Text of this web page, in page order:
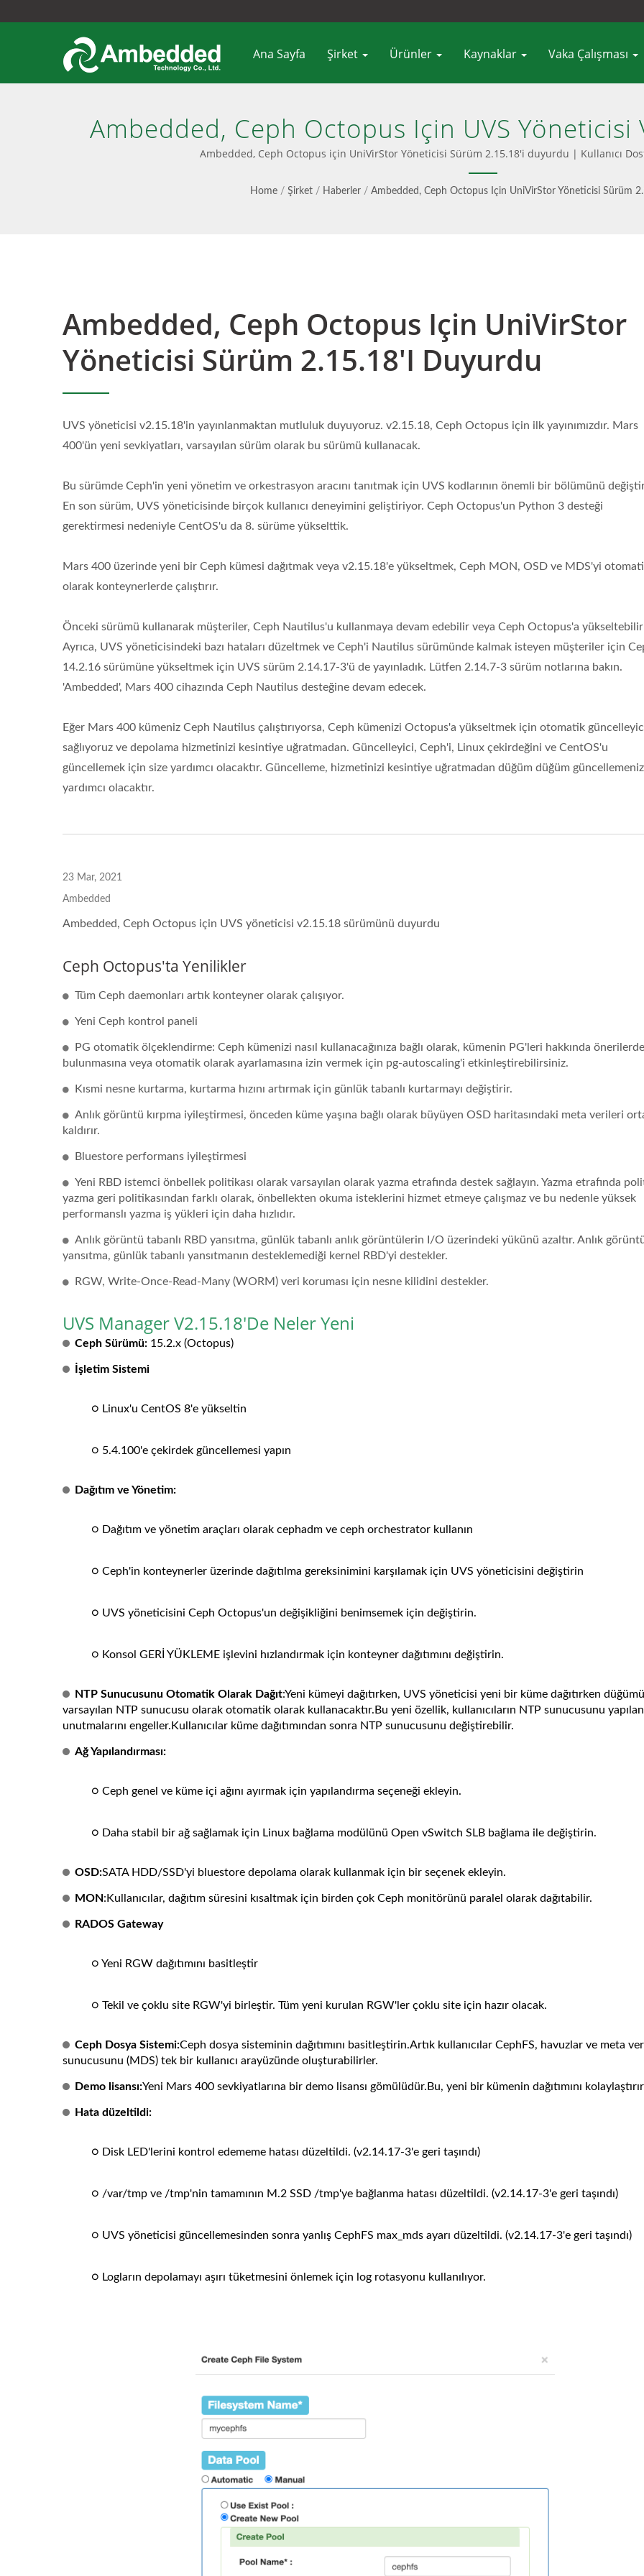
Ana Sayfa Şirket Ürünler Kaynaklar Vaka Çalışması
Ambedded, Ceph Octopus Için UVS Yöneticisi
Duyurdu | Birleşik Blok, Dosya & S3
Ambedded
Ambedded, Ceph Octopus için UniVirStor Yöneticisi Sürüm 2.15.18'i duyurdu | Kullanıcı
Home / Şirket / Haberler / Ambedded, Ceph Octopus Için UniVirStor Yöneticisi Sürüm
Ambedded, Ceph Octopus Için UniVirStor
Yöneticisi Sürüm 2.15.18'i Duyurdu
UVS yöneticisi v2.15.18'in yayınlanmaktan mutluluk duyuyoruz. v2.15.18, Ceph Octopus için ilk yayınımızdır. Mars
400'ün yeni sevkiyatları, varsayılan sürüm olarak bu sürümü kullanacak.
Bu sürümde Ceph'in yeni yönetim ve orkestrasyon aracını tanıtmak için UVS kodlarının önemli bir bölümünü
En son sürüm, UVS yöneticisinde birçok kullanıcı deneyimini geliştiriyor. Ceph Octopus'un Python 3 desteği
gerektirmesi nedeniyle CentOS'u da 8. sürüme yükselttik.
Mars 400 üzerinde yeni bir Ceph kümesi dağıtmak veya v2.15.18'e yükseltmek, Ceph MON, OSD ve MDS'yi
olarak konteynerlerde çalıştırır.
Önceki sürümü kullanarak müşteriler, Ceph Nautilus'u kullanmaya devam edebilir veya Ceph Octopus'a
Ayrıca, UVS yöneticisindeki bazı hataları düzeltmek ve Ceph'i Nautilus sürümünde kalmak isteyen müşteriler için
14.2.16 sürümüne yükseltmek için UVS sürüm 2.14.17-3'ü de yayınladık. Lütfen 2.14.7-3 sürüm notlarına bakın.
'Ambedded', Mars 400 cihazında Ceph Nautilus desteğine devam edecek.
Eğer Mars 400 kümeniz Ceph Nautilus çalıştırıyorsa, Ceph kümenizi Octopus'a yükseltmek için otomatik
sağlıyoruz ve depolama hizmetinizi kesintiye uğratmadan. Güncelleyici, Ceph'i, Linux çekirdeğini ve CentOS'u
güncellemek için size yardımcı olacaktır. Güncelleme, hizmetinizi kesintiye uğratmadan düğüm düğüm
yardımcı olacaktır.
23 Mar, 2021
Ambedded
Ambedded, Ceph Octopus için UVS yöneticisi v2.15.18 sürümünü duyurdu
Ceph Octopus'ta Yenilikler
Tüm Ceph daemonları artık konteyner olarak çalışıyor.
Yeni Ceph kontrol paneli
PG otomatik ölçeklendirme: Ceph kümenizi nasıl kullanacağınıza bağlı olarak, kümenin PG'leri hakkında önerilerde
bulunmasına veya otomatik olarak ayarlamasına izin vermek için pg-autoscaling'i etkinleştirebilirsiniz.
Kısmi nesne kurtarma, kurtarma hızını artırmak için günlük tabanlı kurtarmayı değiştirir.
Anlık görüntü kırpma iyileştirmesi, önceden küme yaşına bağlı olarak büyüyen OSD haritasındaki meta verileri
kaldırır.
Bluestore performans iyileştirmesi
Yeni RBD istemci önbellek politikası olarak varsayılan olarak yazma etrafında destek sağlayın. Yazma etrafında
yazma geri politikasından farklı olarak, önbellekten okuma isteklerini hizmet etmeye çalışmaz ve bu nedenle yüksek
performanslı yazma iş yükleri için daha hızlıdır.
Anlık görüntü tabanlı RBD yansıtma, günlük tabanlı anlık görüntülerin I/O üzerindeki yükünü azaltır. Anlık
yansıtma, günlük tabanlı yansıtmanın desteklemediği kernel RBD'yi destekler.
RGW, Write-Once-Read-Many (WORM) veri koruması için nesne kilidini destekler.
UVS Manager V2.15.18'de Neler Yeni
Ceph Sürümü: 15.2.x (Octopus)
İşletim Sistemi
○ Linux'u CentOS 8'e yükseltin
○ 5.4.100'e çekirdek güncellemesi yapın
Dağıtım ve Yönetim:
○ Dağıtım ve yönetim araçları olarak cephadm ve ceph orchestrator kullanın
○ Ceph'in konteynerler üzerinde dağıtılma gereksinimini karşılamak için UVS yöneticisini değiştirin
○ UVS yöneticisini Ceph Octopus'un değişikliğini benimsemek için değiştirin.
○ Konsol GERİ YÜKLEME işlevini hızlandırmak için konteyner dağıtımını değiştirin.
NTP Sunucusunu Otomatik Olarak Dağıt:Yeni kümeyi dağıtırken, UVS yöneticisi yeni bir küme dağıtırken düğümü
varsayılan NTP sunucusu olarak otomatik olarak kullanacaktır.Bu yeni özellik, kullanıcıların NTP sunucusunu
unutmalarını engeller.Kullanıcılar küme dağıtımından sonra NTP sunucusunu değiştirebilir.
Ağ Yapılandırması:
○ Ceph genel ve küme içi ağını ayırmak için yapılandırma seçeneği ekleyin.
○ Daha stabil bir ağ sağlamak için Linux bağlama modülünü Open vSwitch SLB bağlama ile değiştirin.
OSD:SATA HDD/SSD'yi bluestore depolama olarak kullanmak için bir seçenek ekleyin.
MON:Kullanıcılar, dağıtım süresini kısaltmak için birden çok Ceph monitörünü paralel olarak dağıtabilir.
RADOS Gateway
○ Yeni RGW dağıtımını basitleştir
○ Tekil ve çoklu site RGW'yi birleştir. Tüm yeni kurulan RGW'ler çoklu site için hazır olacak.
Ceph Dosya Sistemi:Ceph dosya sisteminin dağıtımını basitleştirin.Artık kullanıcılar CephFS, havuzlar ve meta
sunucusunu (MDS) tek bir kullanıcı arayüzünde oluşturabilirler.
Demo lisansı:Yeni Mars 400 sevkiyatlarına bir demo lisansı gömülüdür.Bu, yeni bir kümenin dağıtımını
Hata düzeltildi:
○ Disk LED'lerini kontrol edememe hatası düzeltildi. (v2.14.17-3'e geri taşındı)
○ /var/tmp ve /tmp'nin tamamının M.2 SSD /tmp'ye bağlanma hatası düzeltildi. (v2.14.17-3'e geri taşındı)
○ UVS yöneticisi güncellemesinden sonra yanlış CephFS max_mds ayarı düzeltildi. (v2.14.17-3'e geri taşındı)
○ Logların depolamayı aşırı tüketmesini önlemek için log rotasyonu kullanılıyor.